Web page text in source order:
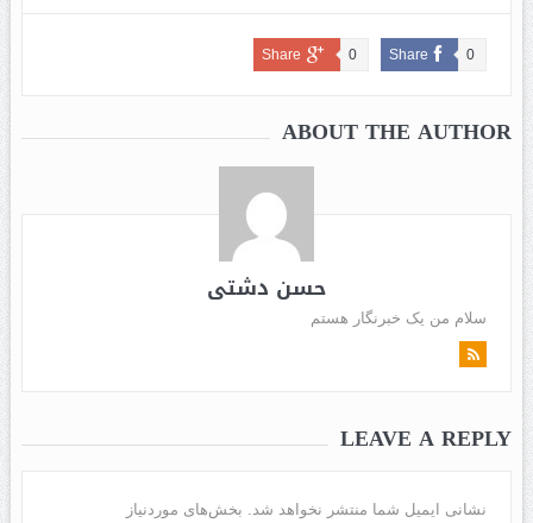
Share 0
Share 0
ABOUT THE AUTHOR
حسن دشتی
سلام من یک خبرنگار هستم
LEAVE A REPLY
نشانی ایمیل شما منتشر نخواهد شد.
بخش‌های موردنیاز